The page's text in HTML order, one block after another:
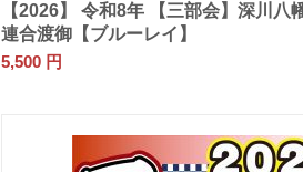
【2026】 令和8年 【三部会】深川八
連合渡御【ブルーレイ】
5,500 円